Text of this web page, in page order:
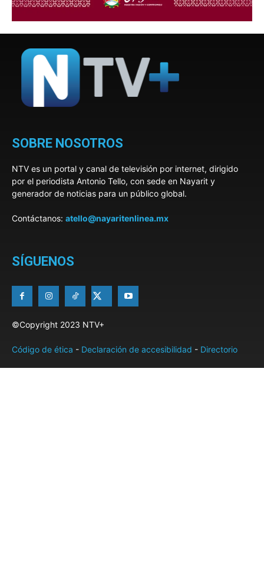
SOBRE NOSOTROS
NTV es un portal y canal de televisión por internet, dirigido
por el periodista Antonio Tello, con sede en Nayarit y
generador de noticias para un público global.
Contáctanos: atello@nayaritenlinea.mx
SÍGUENOS
©Copyright 2023 NTV+
Código de ética - Declaración de accesibilidad - Directorio